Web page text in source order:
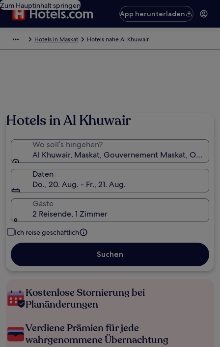
Zum Hauptinhalt springen
App herunterladen
Hotels in Maskat Hotels nahe Al Khuwair
Hotels in Al Khuwair
Wo soll’s hingehen?
Al Khuwair, Maskat, Gouvernement Maskat, Oman
Daten
Do., 20. Aug. - Fr., 21. Aug.
Gäste
2 Reisende, 1 Zimmer
Ich reise geschäftlich
Suchen
Kostenlose Stornierung bei
Planänderungen
Verdiene Prämien für jede
wahrgenommene Übernachtung